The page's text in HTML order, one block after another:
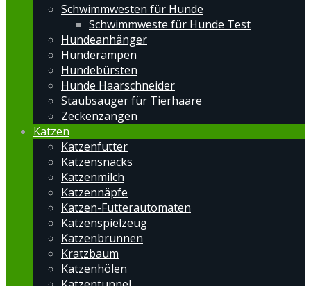
Schwimmwesten für Hunde
Schwimmweste für Hunde Test
Hundeanhänger
Hunderampen
Hundebürsten
Hunde Haarschneider
Staubsauger für Tierhaare
Zeckenzangen
Katzen
Katzenfutter
Katzensnacks
Katzenmilch
Katzennäpfe
Katzen-Futterautomaten
Katzenspielzeug
Katzenbrunnen
Kratzbaum
Katzenhölen